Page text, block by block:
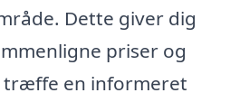
Dette giver dig
priser og
træffe en informeret